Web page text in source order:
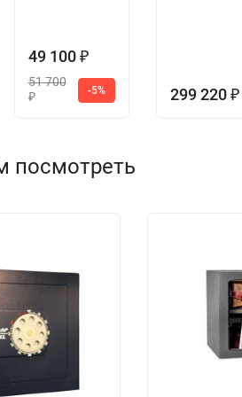
49 100 ₽
51 700
₽
-5% 299 220₽
посмотреть